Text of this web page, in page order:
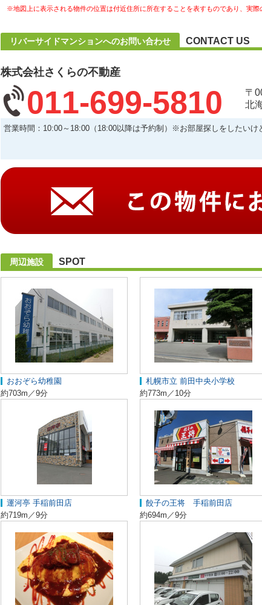
※地図上に表示される物件の位置は付近住所に所在することを表すものであり、実際
リバーサイドマンションへのお問い合わせ CONTACT US
株式会社さくらの不動産
011-699-5810
〒
北
営業時間：10:00～18:00（18:00以降は予約制）※お部屋探しをしたい
周辺施設 SPOT
おおぞら幼稚園
約703m／9分
札幌市立 前田中央小学校
約773m／10分
運河亭 手稲前田店
約719m／9分
餃子の王将 手稲前田店
約694m／9分